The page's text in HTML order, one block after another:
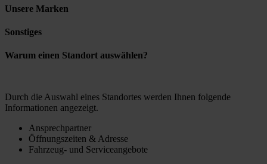
Unsere Marken
Sonstiges
Warum einen Standort auswählen?
Durch die Auswahl eines Standortes werden Ihnen folgende
Informationen angezeigt.
Ansprechpartner
Öffnungszeiten & Adresse
Fahrzeug- und Serviceangebote